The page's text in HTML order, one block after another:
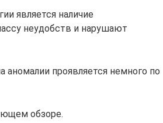
является наличие
неудобств и нарушают
аномалии проявляется немного по
обзоре.